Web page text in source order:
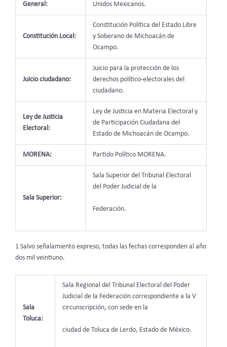
General:
Unidos Mexicanos.
Constitución Local:
Constitución Política del Estado Libre
y Soberano de Michoacán de
Ocampo.
Juicio ciudadano:
Juicio para la protección de los
derechos político-electorales del
ciudadano.
Ley de Justicia
Electoral:
Ley de Justicia en Materia Electoral y
de Participación Ciudadana del
Estado de Michoacán de Ocampo.
MORENA: Partido Político MORENA.
Sala Superior:
Sala Superior del Tribunal Electoral
del Poder Judicial de la
Federación.
1 Salvo señalamiento expreso, todas las fechas corresponden al año
dos mil veintiuno.
Sala
Toluca:
Sala Regional del Tribunal Electoral del Poder
Judicial de la Federación correspondiente a la V
circunscripción, con sede en la
ciudad de Toluca de Lerdo, Estado de México.